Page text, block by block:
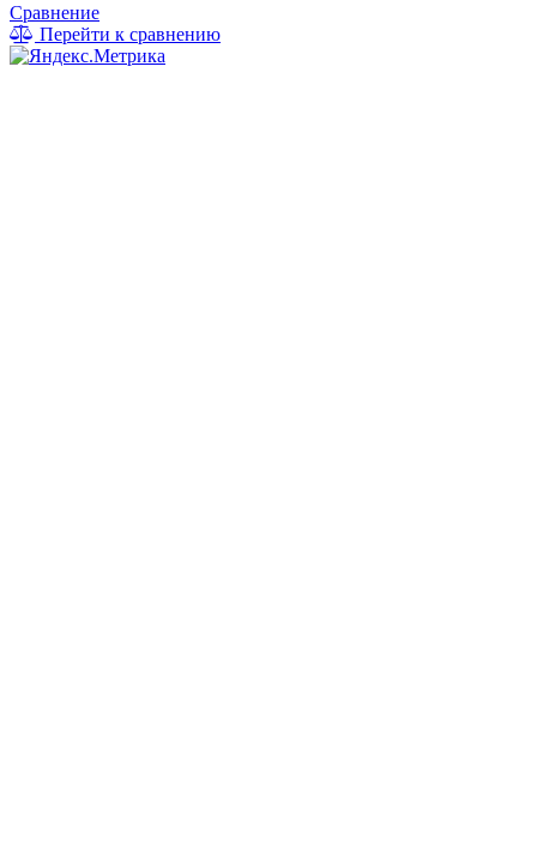
Сравнение
Перейти к сравнению